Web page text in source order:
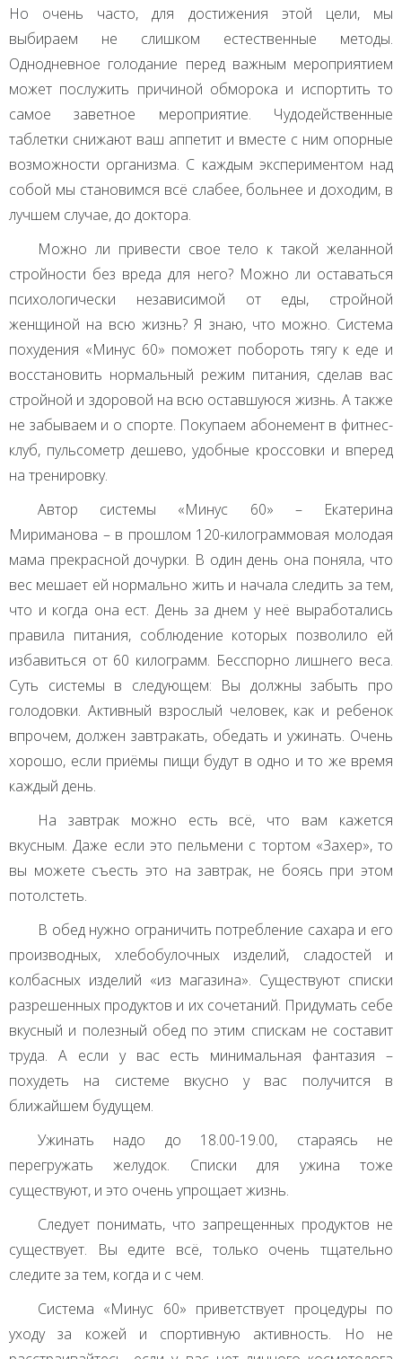
Но очень часто, для достижения этой цели, мы
выбираем не слишком естественные методы.
Однодневное голодание перед важным мероприятием
может послужить причиной обморока и испортить то
самое заветное мероприятие. Чудодейственные
таблетки снижают ваш аппетит и вместе с ним опорные
возможности организма. С каждым экспериментом над
собой мы становимся всё слабее, больнее и доходим, в
лучшем случае, до доктора.
Можно ли привести свое тело к такой желанной
стройности без вреда для него? Можно ли оставаться
психологически независимой от еды, стройной
женщиной на всю жизнь? Я знаю, что можно. Система
похудения «Минус 60» поможет побороть тягу к еде и
восстановить нормальный режим питания, сделав вас
стройной и здоровой на всю оставшуюся жизнь. А также
не забываем и о спорте. Покупаем абонемент в фитнес-
клуб, пульсометр дешево, удобные кроссовки и вперед
на тренировку.
Автор системы «Минус 60» – Екатерина
Мириманова – в прошлом 120-килограммовая молодая
мама прекрасной дочурки. В один день она поняла, что
вес мешает ей нормально жить и начала следить за тем,
что и когда она ест. День за днем у неё выработались
правила питания, соблюдение которых позволило ей
избавиться от 60 килограмм. Бесспорно лишнего веса.
Суть системы в следующем: Вы должны забыть про
голодовки. Активный взрослый человек, как и ребенок
впрочем, должен завтракать, обедать и ужинать. Очень
хорошо, если приёмы пищи будут в одно и то же время
каждый день.
На завтрак можно есть всё, что вам кажется
вкусным. Даже если это пельмени с тортом «Захер», то
вы можете съесть это на завтрак, не боясь при этом
потолстеть.
В обед нужно ограничить потребление сахара и его
производных, хлебобулочных изделий, сладостей и
колбасных изделий «из магазина». Существуют списки
разрешенных продуктов и их сочетаний. Придумать себе
вкусный и полезный обед по этим спискам не составит
труда. А если у вас есть минимальная фантазия –
похудеть на системе вкусно у вас получится в
ближайшем будущем.
Ужинать надо до 18.00-19.00, стараясь не
перегружать желудок. Списки для ужина тоже
существуют, и это очень упрощает жизнь.
Следует понимать, что запрещенных продуктов не
существует. Вы едите всё, только очень тщательно
следите за тем, когда и с чем.
Система «Минус 60» приветствует процедуры по
уходу за кожей и спортивную активность. Но не